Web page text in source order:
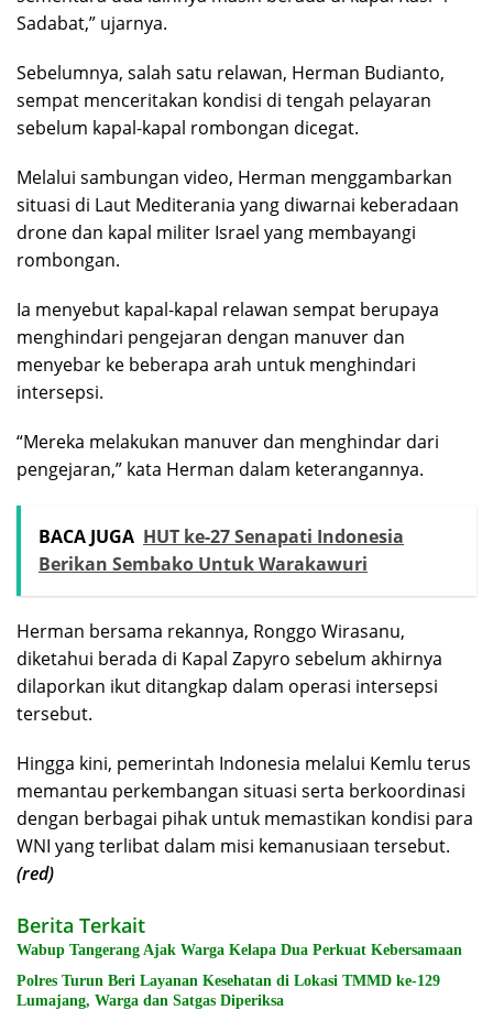
Sadabat,” ujarnya.
Sebelumnya, salah satu relawan, Herman Budianto,
sempat menceritakan kondisi di tengah pelayaran
sebelum kapal-kapal rombongan dicegat.
Melalui sambungan video, Herman menggambarkan
situasi di Laut Mediterania yang diwarnai keberadaan
drone dan kapal militer Israel yang membayangi
rombongan.
Ia menyebut kapal-kapal relawan sempat berupaya
menghindari pengejaran dengan manuver dan
menyebar ke beberapa arah untuk menghindari
intersepsi.
“Mereka melakukan manuver dan menghindar dari
pengejaran,” kata Herman dalam keterangannya.
BACA JUGA HUT ke-27 Senapati Indonesia
Berikan Sembako Untuk Warakawuri
Herman bersama rekannya, Ronggo Wirasanu,
diketahui berada di Kapal Zapyro sebelum akhirnya
dilaporkan ikut ditangkap dalam operasi intersepsi
tersebut.
Hingga kini, pemerintah Indonesia melalui Kemlu terus
memantau perkembangan situasi serta berkoordinasi
dengan berbagai pihak untuk memastikan kondisi para
WNI yang terlibat dalam misi kemanusiaan tersebut.
(red)
Berita Terkait
Wabup Tangerang Ajak Warga Kelapa Dua Perkuat Kebersamaan
Polres Turun Beri Layanan Kesehatan di Lokasi TMMD ke-129
Lumajang, Warga dan Satgas Diperiksa